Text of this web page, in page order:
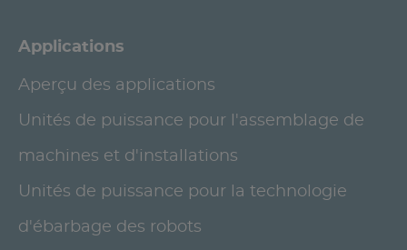
Applications
Aperçu des applications
Unités de puissance pour l'assemblage de
machines et d'installations
Unités de puissance pour la technologie
d'ébarbage des robots